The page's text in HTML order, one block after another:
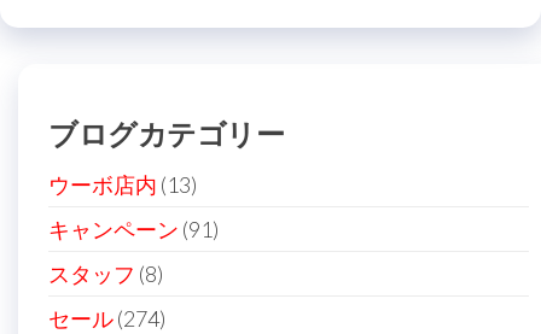
ブログカテゴリー
ウーボ店内 (13)
キャンペーン (91)
スタッフ (8)
セール(274)